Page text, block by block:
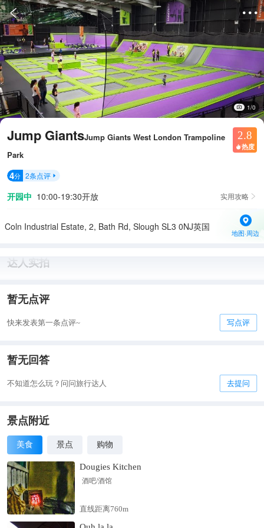
 
1/0
Jump GiantsJump Giants West London Trampoline
Park
2.8
 热度
4分 2条点评 
开园中 10:00-19:30开放 实用攻略 
Coln Industrial Estate, 2, Bath Rd, Slough SL3 0NJ英国
地图·周边
达人实拍
暂无点评
快来发表第一条点评~ 写点评
暂无回答
不知道怎么玩？问问旅行达人 去提问
景点附近
美食 景点 购物
Dougies Kitchen
酒吧/酒馆
直线距离760m